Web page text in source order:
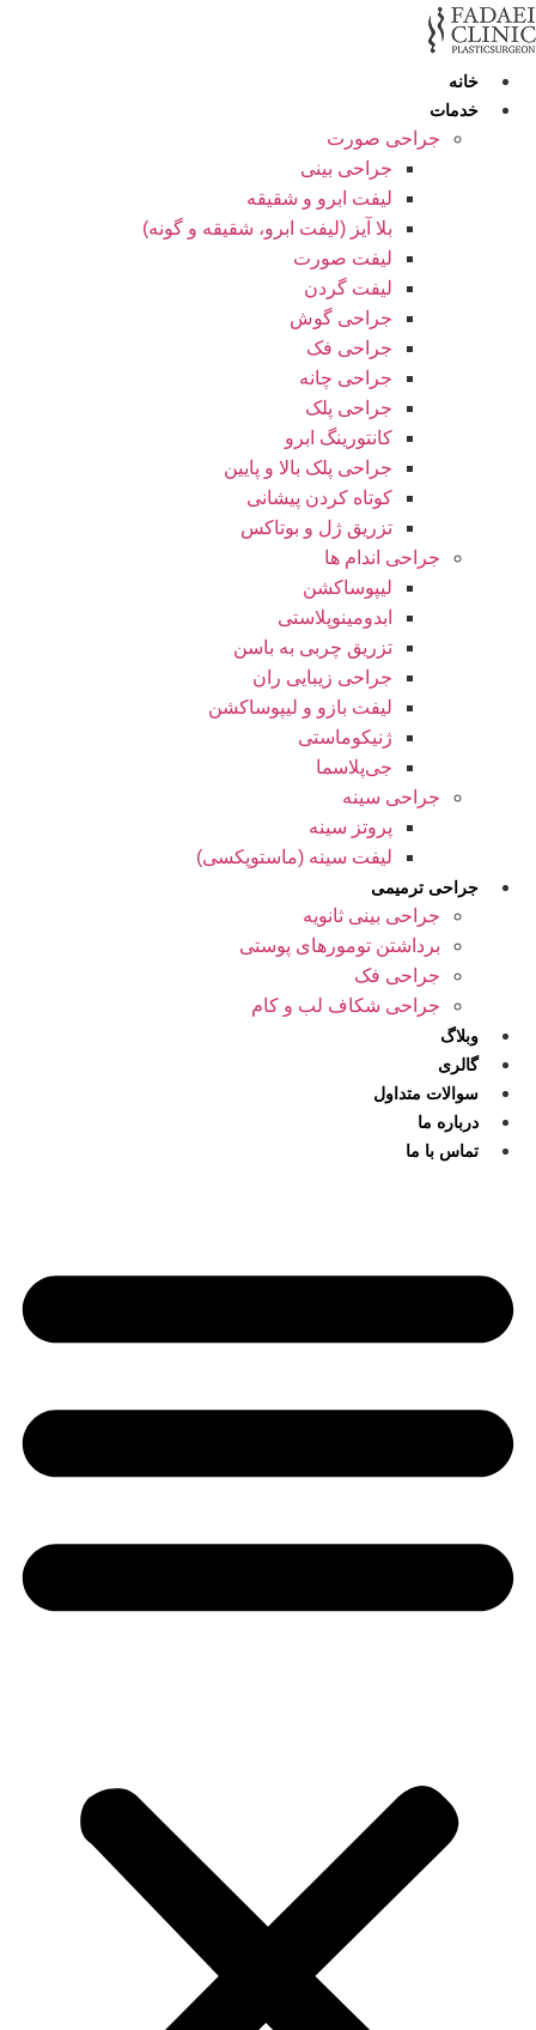
پرش
به
خانه
خدمات
جراحی صورت
جراحی بینی
لیفت ابرو و شقیقه
بلا آیز (لیفت ابرو، شقیقه و گونه)
لیفت صورت
لیفت گردن
جراحی گوش
جراحی فک
جراحی چانه
جراحی پلک
کانتورینگ ابرو
جراحی پلک بالا و پایین
کوتاه کردن پیشانی
تزریق ژل و بوتاکس
جراحی اندام ها
لیپوساکشن
ابدومینوپلاستی
تزریق چربی به باسن
جراحی زیبایی ران
لیفت بازو و لیپوساکشن
ژنیکوماستی
جی‌پلاسما
جراحی سینه
پروتز سینه
لیفت سینه (ماستوپکسی)
جراحی ترمیمی
جراحی بینی ثانویه
برداشتن تومورهای پوستی
جراحی فک
جراحی شکاف لب و کام
وبلاگ
گالری
سوالات متداول
درباره ما
تماس با ما